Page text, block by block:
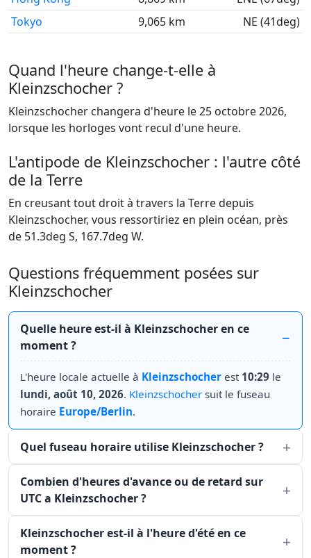
Tokyo
9,065 km NE (41deg)
Quand l'heure change-t-elle à
Kleinzschocher ?
Kleinzschocher changera d'heure le 25 octobre 2026,
lorsque les horloges vont recul d'une heure.
L'antipode de Kleinzschocher : l'autre côté
de la Terre
En creusant tout droit à travers la Terre depuis
Kleinzschocher, vous ressortiriez en plein océan, près
de 51.3deg S, 167.7deg W.
Questions fréquemment posées sur
Kleinzschocher
Quelle heure est-il à Kleinzschocher en ce
moment ?
L'heure locale actuelle à Kleinzschocher est 10:29 le
lundi, août 10, 2026. Kleinzschocher suit le fuseau
horaire Europe/Berlin.
Quel fuseau horaire utilise Kleinzschocher ?
Combien d'heures d'avance ou de retard sur
UTC a Kleinzschocher ?
Kleinzschocher est-il à l'heure d'été en ce
moment ?